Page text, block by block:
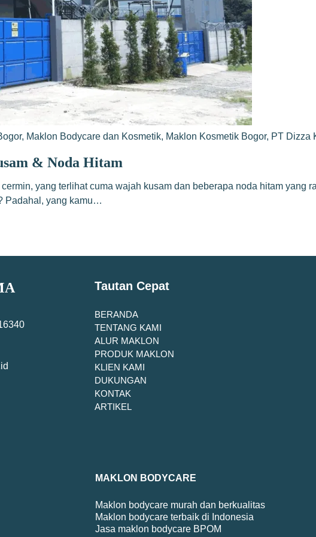
, Maklon Bodycare dan Kosmetik, Maklon Kosmetik Bogor, PT Dizza
& Noda Hitam
yang terlihat cuma wajah kusam dan beberapa noda hitam yang
Padahal, yang kamu…
Tautan Cepat
BERANDA
TENTANG KAMI
ALUR MAKLON
PRODUK MAKLON
KLIEN KAMI
DUKUNGAN
KONTAK
ARTIKEL
MAKLON BODYCARE
Maklon bodycare murah dan berkualitas
Maklon bodycare terbaik di Indonesia
Jasa maklon bodycare BPOM